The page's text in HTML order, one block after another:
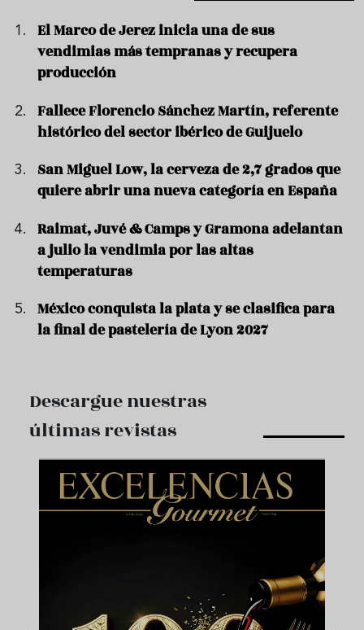
El Marco de Jerez inicia una de sus
vendimias más tempranas y recupera
producción
Fallece Florencio Sánchez Martín, referente
histórico del sector ibérico de Guijuelo
San Miguel Low, la cerveza de 2,7 grados que
quiere abrir una nueva categoría en España
Raimat, Juvé & Camps y Gramona adelantan
a julio la vendimia por las altas
temperaturas
México conquista la plata y se clasifica para
la final de pastelería de Lyon 2027
Descargue nuestras
últimas revistas